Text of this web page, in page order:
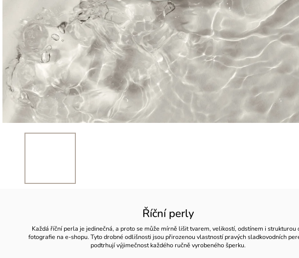
Říční perly
Každá říční perla je jedinečná, a proto se může mírně lišit tvarem, velikostí, odstínem i strukturou
fotografie na e-shopu. Tyto drobné odlišnosti jsou přirozenou vlastností pravých sladkovodních
podtrhují výjimečnost každého ručně vyrobeného šperku.